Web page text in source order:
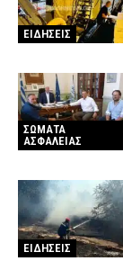
Καλαμάτα:
– Χειροπέδες σε
10
ΕΙΔΗΣΕΙΣ
ΣΩΜΑΤΑ
ΑΣΦΑΛΕΙΑΣ
ΕΙΔΗΣΕΙΣ